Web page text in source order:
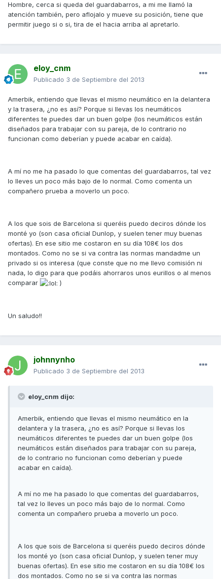
Hombre, cerca si queda del guardabarros, a mi me llamó la
atención también, pero aflojalo y mueve su posición, tiene que
permitir juego si o si, tira de el hacia arriba al apretarlo.
eloy_cnm
Publicado 3 de Septiembre del 2013
Amerbik, entiendo que llevas el mismo neumático en la delantera
y la trasera, ¿no es así? Porque si llevas los neumáticos
diferentes te puedes dar un buen golpe (los neumáticos están
diseñados para trabajar con su pareja, de lo contrario no
funcionan como deberían y puede acabar en caída).
A mí no me ha pasado lo que comentas del guardabarros, tal vez
lo lleves un poco más bajo de lo normal. Como comenta un
compañero prueba a moverlo un poco.
A los que sois de Barcelona si queréis puedo deciros dónde los
monté yo (son casa oficial Dunlop, y suelen tener muy buenas
ofertas). En ese sitio me costaron en su día 108€ los dos
montados. Como no se si va contra las normas mandadme un
privado si os interesa (que conste que no me llevo comisión ni
nada, lo digo para que podáis ahorraros unos eurillos o al menos
comparar
)
Un saludo!!
johnnynho
Publicado 3 de Septiembre del 2013
eloy_cnm dijo:
Amerbik, entiendo que llevas el mismo neumático en la
delantera y la trasera, ¿no es así? Porque si llevas los
neumáticos diferentes te puedes dar un buen golpe (los
neumáticos están diseñados para trabajar con su pareja,
de lo contrario no funcionan como deberían y puede
acabar en caída).
A mí no me ha pasado lo que comentas del guardabarros,
tal vez lo lleves un poco más bajo de lo normal. Como
comenta un compañero prueba a moverlo un poco.
A los que sois de Barcelona si queréis puedo deciros dónde
los monté yo (son casa oficial Dunlop, y suelen tener muy
buenas ofertas). En ese sitio me costaron en su día 108€ los
dos montados. Como no se si va contra las normas